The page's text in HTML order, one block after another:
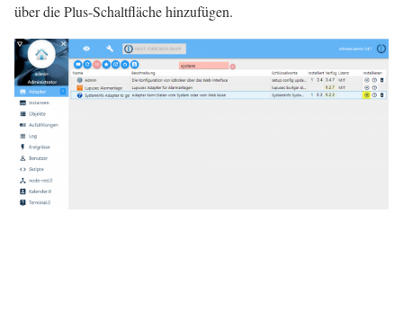
über die Plus-Schaltfläche hinzufügen.